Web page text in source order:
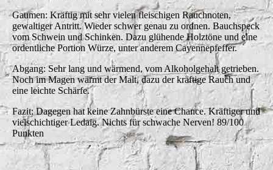
Gaumen: Kräftig mit sehr vielen fleischigen Rauchnoten,
gewaltiger Antritt. Wieder schwer genau zu ordnen. Bauchspeck
vom Schwein und Schinken. Dazu glühende Holztöne und eine
ordentliche Portion Würze, unter anderem Cayennepfeffer.
Abgang: Sehr lang und wärmend, vom Alkoholgehalt getrieben.
Noch im Magen wärmt der Malt, dazu der kräftige Rauch und
eine leichte Schärfe.
Fazit: Dagegen hat keine Zahnbürste eine Chance. Kräftiger und
vielschichtiger Ledaig. Nichts für schwache Nerven! 89/100
Punkten